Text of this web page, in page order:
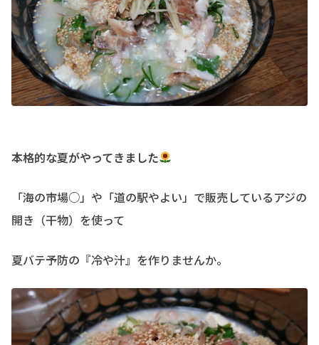
本格的な夏がやってきました
「海の市場○」や「道の駅やよい」で販売しているアジの
開き（干物）を使って
夏バテ予防の『冷や汁』を作りませんか。